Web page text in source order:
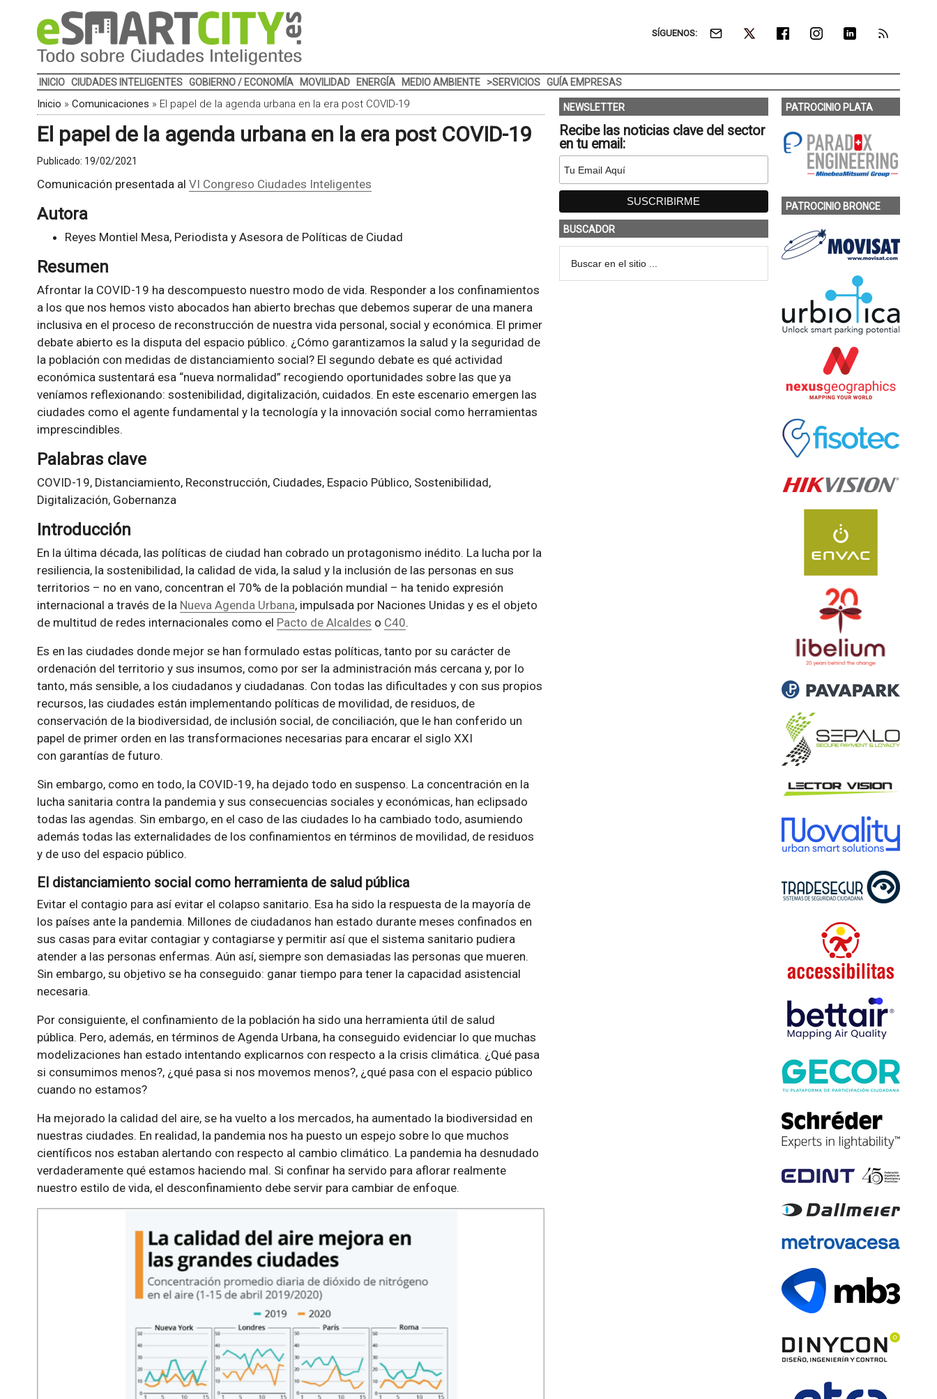
SÍGUENOS:
INICIO CIUDADES INTELIGENTES GOBIERNO / ECONOMÍA MOVILIDAD ENERGÍA MEDIO AMBIENTE >SERVICIOS GUÍA EMPRESAS
Inicio » Comunicaciones » El papel de la agenda urbana en la era post COVID-19
El papel de la agenda urbana en la era post COVID-19
Publicado: 19/02/2021
Comunicación presentada al VI Congreso Ciudades Inteligentes
Autora
Reyes Montiel Mesa, Periodista y Asesora de Políticas de Ciudad
Resumen
Afrontar la COVID-19 ha descompuesto nuestro modo de vida. Responder a los confinamientos
a los que nos hemos visto abocados han abierto brechas que debemos superar de una manera
inclusiva en el proceso de reconstrucción de nuestra vida personal, social y económica. El primer
debate abierto es la disputa del espacio público. ¿Cómo garantizamos la salud y la seguridad de
la población con medidas de distanciamiento social? El segundo debate es qué actividad
económica sustentará esa “nueva normalidad” recogiendo oportunidades sobre las que ya
veníamos reflexionando: sostenibilidad, digitalización, cuidados. En este escenario emergen las
ciudades como el agente fundamental y la tecnología y la innovación social como herramientas
imprescindibles.
Palabras clave
COVID-19, Distanciamiento, Reconstrucción, Ciudades, Espacio Público, Sostenibilidad,
Digitalización, Gobernanza
Introducción
En la última década, las políticas de ciudad han cobrado un protagonismo inédito. La lucha por la
resiliencia, la sostenibilidad, la calidad de vida, la salud y la inclusión de las personas en sus
territorios – no en vano, concentran el 70% de la población mundial – ha tenido expresión
internacional a través de la Nueva Agenda Urbana, impulsada por Naciones Unidas y es el objeto
de multitud de redes internacionales como el Pacto de Alcaldes o C40.
Es en las ciudades donde mejor se han formulado estas políticas, tanto por su carácter de
ordenación del territorio y sus insumos, como por ser la administración más cercana y, por lo
tanto, más sensible, a los ciudadanos y ciudadanas. Con todas las dificultades y con sus propios
recursos, las ciudades están implementando políticas de movilidad, de residuos, de
conservación de la biodiversidad, de inclusión social, de conciliación, que le han conferido un
papel de primer orden en las transformaciones necesarias para encarar el siglo XXI
con garantías de futuro.
Sin embargo, como en todo, la COVID-19, ha dejado todo en suspenso. La concentración en la
lucha sanitaria contra la pandemia y sus consecuencias sociales y económicas, han eclipsado
todas las agendas. Sin embargo, en el caso de las ciudades lo ha cambiado todo, asumiendo
además todas las externalidades de los confinamientos en términos de movilidad, de residuos
y de uso del espacio público.
El distanciamiento social como herramienta de salud pública
Evitar el contagio para así evitar el colapso sanitario. Esa ha sido la respuesta de la mayoría de
los países ante la pandemia. Millones de ciudadanos han estado durante meses confinados en
sus casas para evitar contagiar y contagiarse y permitir así que el sistema sanitario pudiera
atender a las personas enfermas. Aún así, siempre son demasiadas las personas que mueren.
Sin embargo, su objetivo se ha conseguido: ganar tiempo para tener la capacidad asistencial
necesaria.
Por consiguiente, el confinamiento de la población ha sido una herramienta útil de salud
pública. Pero, además, en términos de Agenda Urbana, ha conseguido evidenciar lo que muchas
modelizaciones han estado intentando explicarnos con respecto a la crisis climática. ¿Qué pasa
si consumimos menos?, ¿qué pasa si nos movemos menos?, ¿qué pasa con el espacio público
cuando no estamos?
Ha mejorado la calidad del aire, se ha vuelto a los mercados, ha aumentado la biodiversidad en
nuestras ciudades. En realidad, la pandemia nos ha puesto un espejo sobre lo que muchos
científicos nos estaban alertando con respecto al cambio climático. La pandemia ha desnudado
verdaderamente qué estamos haciendo mal. Si confinar ha servido para aflorar realmente
nuestro estilo de vida, el desconfinamiento debe servir para cambiar de enfoque.
NEWSLETTER
Recibe las noticias clave del sector
en tu email:
BUSCADOR
PATROCINIO PLATA
PATROCINIO BRONCE